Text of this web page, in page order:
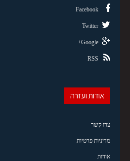
Facebook
Twitter
Google+
RSS
אודות ועזרה
צרו קשר
מדיניות פרטיות
אודות